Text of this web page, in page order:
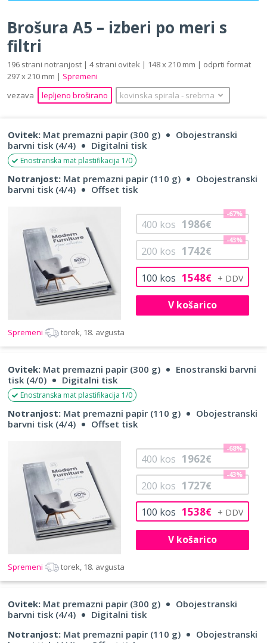
Brošura A5 – izberi po meri s
filtri
196 strani notranjost | 4 strani ovitek | 148 x 210 mm | odprti format
297 x 210 mm | Spremeni
vezava
lepljeno broširano kovinska spirala ‐ srebrna
Ovitek: Mat premazni papir (300 g)
Obojestranski
barvni tisk (4/4)
Digitalni tisk
Enostranska mat plastifikacija 1/0
Notranjost: Mat premazni papir (110 g)
Obojestranski
barvni tisk (4/4)
Offset tisk
100 kos 1548€
200 kos 1742€
-43%
400 kos 1986€
-67%
V košarico
Spremeni torek, 18. avgusta
Ovitek: Mat premazni papir (300 g)
Enostranski barvni
tisk (4/0)
Digitalni tisk
Enostranska mat plastifikacija 1/0
Notranjost: Mat premazni papir (110 g)
Obojestranski
barvni tisk (4/4)
Offset tisk
100 kos 1538€
200 kos 1727€
-43%
400 kos 1962€
-68%
V košarico
Spremeni torek, 18. avgusta
Ovitek: Mat premazni papir (300 g)
Obojestranski
barvni tisk (4/4)
Digitalni tisk
Notranjost: Mat premazni papir (110 g)
Obojestranski